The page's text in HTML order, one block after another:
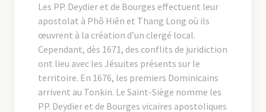
Les PP. Deydier et de Bourges effectuent leur
apostolat à Phô Hiên et Thang Long où ils
œuvrent à la création d’un clergé local.
Cependant, dès 1671, des conflits de juridiction
ont lieu avec les Jésuites présents sur le
territoire. En 1676, les premiers Dominicains
arrivent au Tonkin. Le Saint-Siège nomme les
PP. Deydier et de Bourges vicaires apostoliques